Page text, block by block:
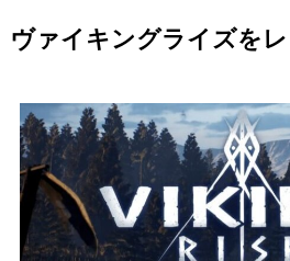
ヴァイキングライズを